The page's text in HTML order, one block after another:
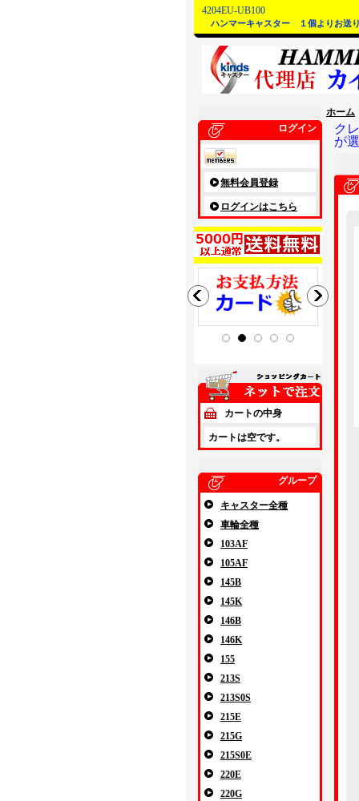
4204EU-UB100
ハンマーキャスター １個よりお送
ログイン
無料会員登録
ログインはこちら
カートの中身
カートは空です。
グループ
キャスター全種
車輪全種
103AF
105AF
145B
145K
146B
146K
155
213S
213S0S
215E
215G
215S0E
220E
220G
ホーム
ク
が